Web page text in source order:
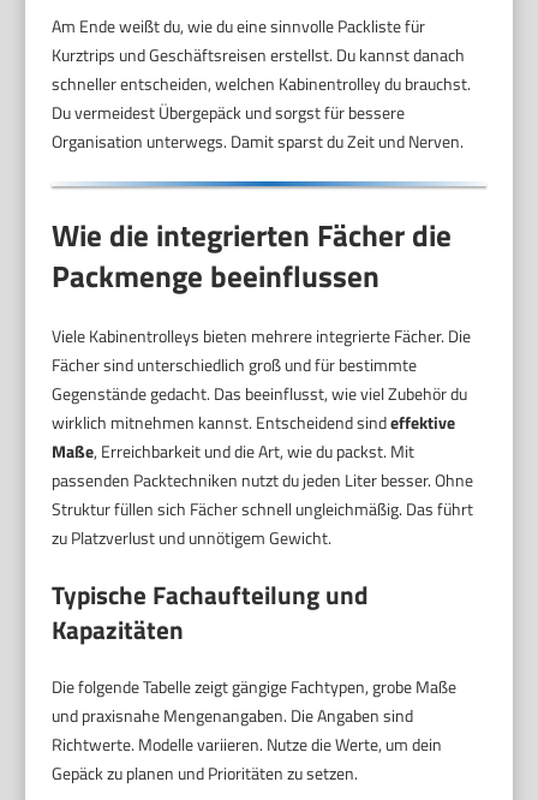
Am Ende weißt du, wie du eine sinnvolle Packliste für
Kurztrips und Geschäftsreisen erstellst. Du kannst danach
schneller entscheiden, welchen Kabinentrolley du brauchst.
Du vermeidest Übergepäck und sorgst für bessere
Organisation unterwegs. Damit sparst du Zeit und Nerven.
Wie die integrierten Fächer die
Packmenge beeinflussen
Viele Kabinentrolleys bieten mehrere integrierte Fächer. Die
Fächer sind unterschiedlich groß und für bestimmte
Gegenstände gedacht. Das beeinflusst, wie viel Zubehör du
wirklich mitnehmen kannst. Entscheidend sindeffektive
Maße, Erreichbarkeit und die Art, wie du packst. Mit
passenden Packtechniken nutzt du jeden Liter besser. Ohne
Struktur füllen sich Fächer schnell ungleichmäßig. Das führt
zu Platzverlust und unnötigem Gewicht.
Typische Fachaufteilung und
Kapazitäten
Die folgende Tabelle zeigt gängige Fachtypen, grobe Maße
und praxisnahe Mengenangaben. Die Angaben sind
Richtwerte. Modelle variieren. Nutze die Werte, um dein
Gepäck zu planen und Prioritäten zu setzen.